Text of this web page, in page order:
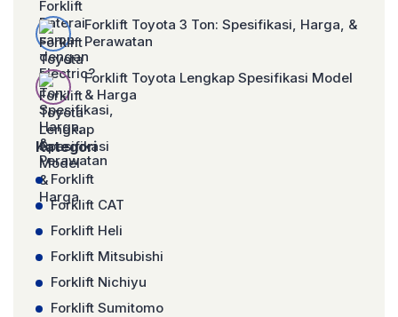
Forklift Toyota 3 Ton: Spesifikasi, Harga, &
Perawatan
Forklift Toyota Lengkap Spesifikasi Model
& Harga
Kategori
Forklift
Forklift CAT
Forklift Heli
Forklift Mitsubishi
Forklift Nichiyu
Forklift Sumitomo